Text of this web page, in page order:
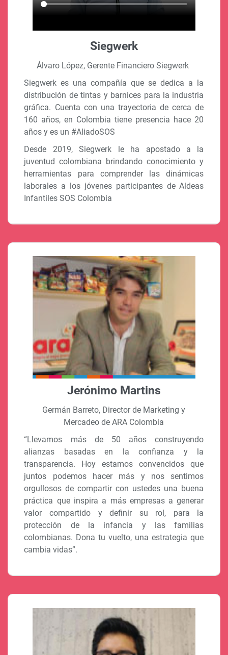
Siegwerk
Álvaro López, Gerente Financiero Siegwerk
Siegwerk es una compañía que se dedica a la
distribución de tintas y barnices para la industria
gráfica. Cuenta con una trayectoria de cerca de
160 años, en Colombia tiene presencia hace 20
años y es un #AliadoSOS
Desde 2019, Siegwerk le ha apostado a la
juventud colombiana brindando conocimiento y
herramientas para comprender las dinámicas
laborales a los jóvenes participantes de Aldeas
Infantiles SOS Colombia
Jerónimo Martins
Germán Barreto, Director de Marketing y
Mercadeo de ARA Colombia
“Llevamos más de 50 años construyendo
alianzas basadas en la confianza y la
transparencia. Hoy estamos convencidos que
juntos podemos hacer más y nos sentimos
orgullosos de compartir con ustedes una buena
práctica que inspira a más empresas a generar
valor compartido y definir su rol, para la
protección de la infancia y las familias
colombianas. Dona tu vuelto, una estrategia que
cambia vidas”.